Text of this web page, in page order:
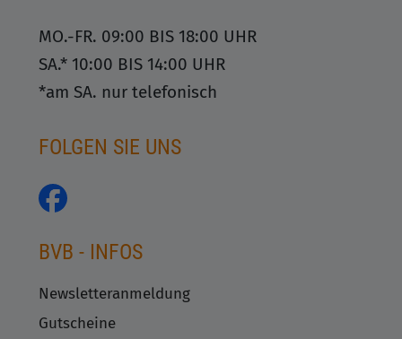
MO.-FR. 09:00 BIS 18:00 UHR
SA.* 10:00 BIS 14:00 UHR
*am SA. nur telefonisch
FOLGEN SIE UNS
BVB - INFOS
Newsletteranmeldung
Gutscheine